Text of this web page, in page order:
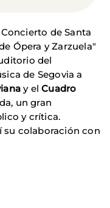
de Santa
Ópera y Zarzuela"
del
de Segovia a
y elCuadro
un gran
y crítica.
su colaboración con